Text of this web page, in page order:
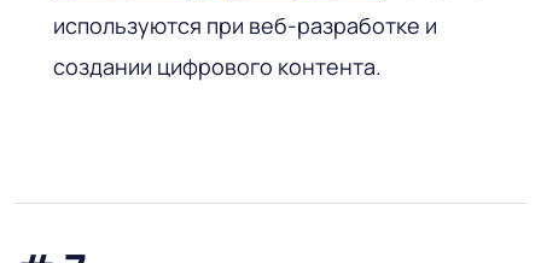
используются при веб-разработке и
создании цифрового контента.